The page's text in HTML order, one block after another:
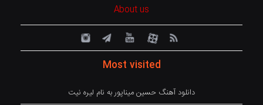
About us
Most visited
دانلود آهنگ حسین میناپور به نام لیره نیت